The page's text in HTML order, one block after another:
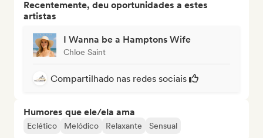
Recentemente, deu oportunidades a estes
artistas
I Wanna be a Hamptons Wife
Chloe Saint
Compartilhado nas redes sociais
Humores que ele/ela ama
Eclético Melódico Relaxante Sensual